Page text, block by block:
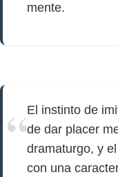
mente.
El instinto de
de dar placer
dramaturgo, y
con una